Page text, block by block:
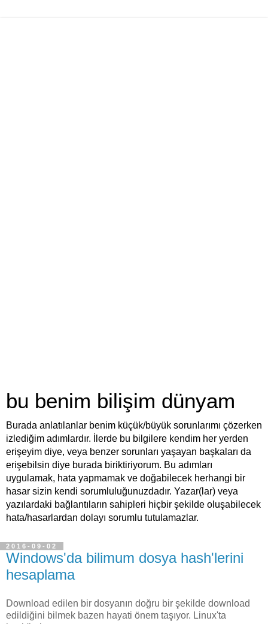
bu benim bilişim dünyam
Burada anlatılanlar benim küçük/büyük sorunlarımı çözerken
izlediğim adımlardır. İlerde bu bilgilere kendim her yerden
erişeyim diye, veya benzer sorunları yaşayan başkaları da
erişebilsin diye burada biriktiriyorum. Bu adımları
uygulamak, hata yapmamak ve doğabilecek herhangi bir
hasar sizin kendi sorumluluğunuzdadır. Yazar(lar) veya
yazılardaki bağlantıların sahipleri hiçbir şekilde oluşabilecek
hata/hasarlardan dolayı sorumlu tutulamazlar.
2016-09-02
Windows'da bilimum dosya hash'lerini
hesaplama
Download edilen bir dosyanın doğru bir şekilde download
edildiğini bilmek bazen hayati önem taşıyor. Linux'ta